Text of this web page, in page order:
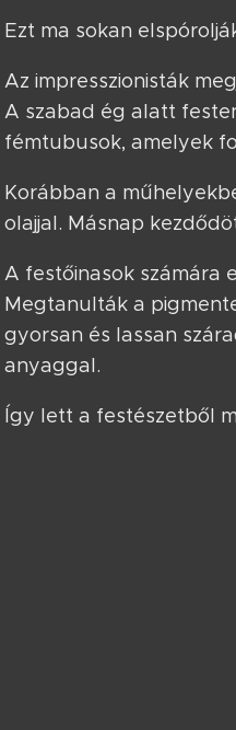
Ezt ma sokan
Az impresszionisták
A szabad ég alatt
fémtubusok, amelyek
Korábban a
olajjal. Másnap
A festőinasok számára
Megtanulták a
gyorsan és lassan
anyaggal.
Így lett a festészetből